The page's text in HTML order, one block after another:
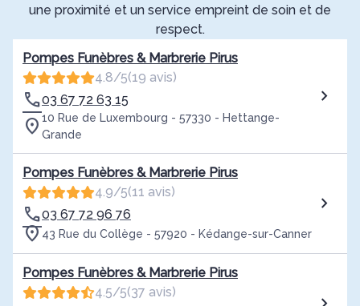
une proximité et un service empreint de soin et de
respect.
Pompes Funèbres & Marbrerie Pirus
4.8/5(19 avis)
03 67 72 63 15
10 Rue de Luxembourg - 57330 - Hettange-
Grande
Pompes Funèbres & Marbrerie Pirus
4.9/5(11 avis)
03 67 72 96 76
43 Rue du Collège - 57920 - Kédange-sur-Canner
Pompes Funèbres & Marbrerie Pirus
4.5/5(37 avis)